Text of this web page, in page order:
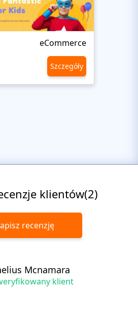
eCommerce
Szczegóły
klientów(2)
recenzję
Mcnamara
klient